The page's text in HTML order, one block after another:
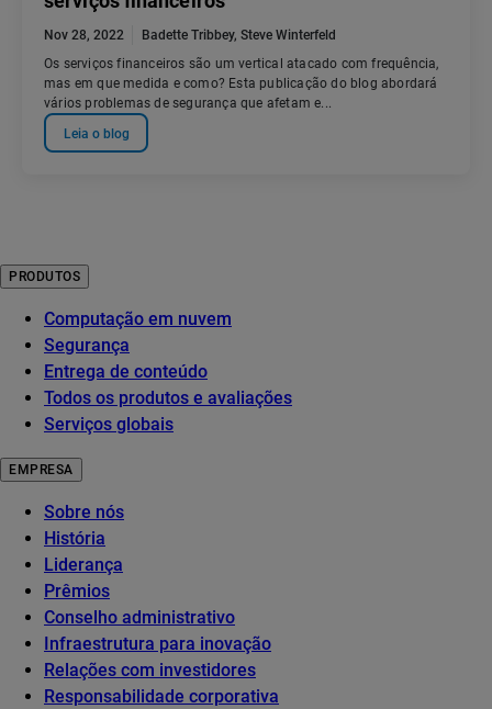
Nov 28, 2022 Badette Tribbey, Steve Winterfeld
Os serviços financeiros são um vertical atacado com frequência,
mas em que medida e como? Esta publicação do blog abordará
vários problemas de segurança que afetam e...
Leia o blog
PRODUTOS
Computação em nuvem
Segurança
Entrega de conteúdo
Todos os produtos e avaliações
Serviços globais
EMPRESA
Sobre nós
História
Liderança
Prêmios
Conselho administrativo
Infraestrutura para inovação
Relações com investidores
Responsabilidade corporativa